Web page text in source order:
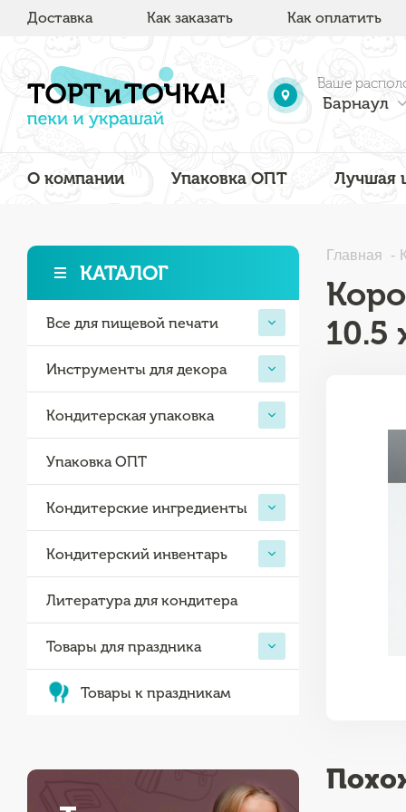
Доставка Как заказать Как оплатить
Ваше
Барнаул
О компании Упаковка ОПТ Лучшая
КАТАЛОГ
Все для пищевой печати
Инструменты для декора
Кондитерская упаковка
Упаковка ОПТ
Кондитерские ингредиенты
Кондитерский инвентарь
Литература для кондитера
Товары для праздника
Товары к праздникам
Главная
10.5